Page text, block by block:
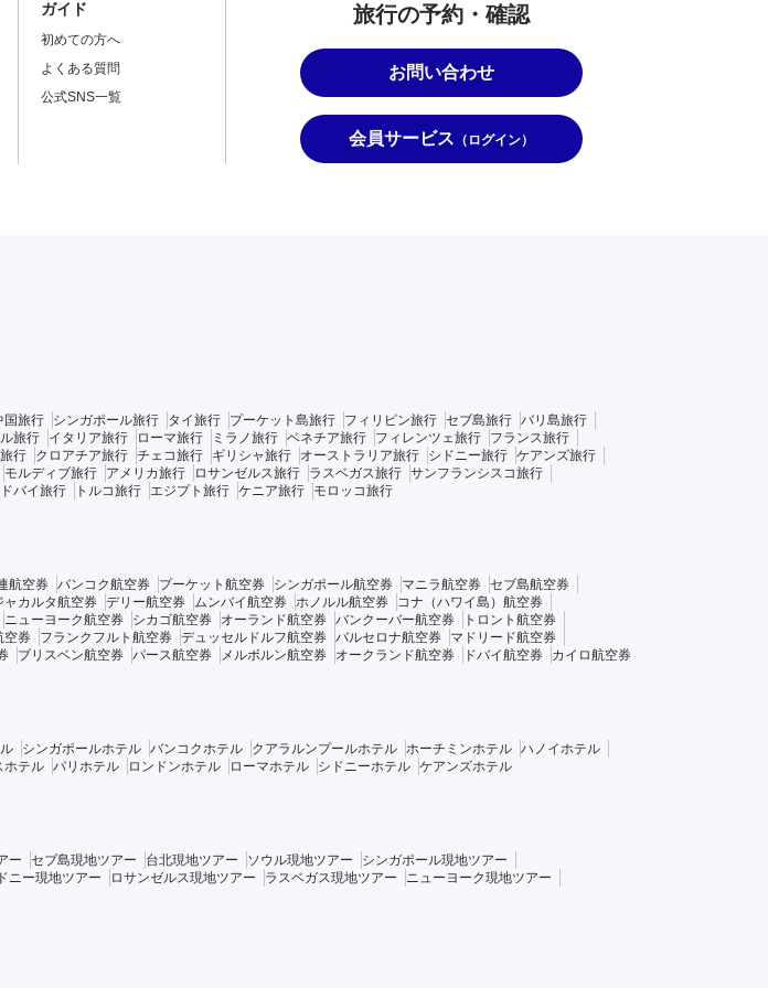
旅行の予約・確認
お問い合わせ
会員サービス （ログイン）
ガイド
初めての方へ
よくある質問
公式SNS一覧
国旅行 シンガポール旅行 タイ旅行 プーケット島旅行 フィリピン旅行 セブ島旅行 バリ島旅行
旅行 イタリア旅行 ローマ旅行 ミラノ旅行 ベネチア旅行 フィレンツェ旅行
フランス旅行
行 クロアチア旅行 チェコ旅行 ギリシャ旅行 オーストラリア旅行 シドニー旅行 ケアンズ旅行
モルディブ旅行 アメリカ旅行 ロサンゼルス旅行 ラスベガス旅行 サンフランシスコ旅行
ドバイ旅行 トルコ旅行 エジプト旅行 ケニア旅行 モロッコ旅行
航空券 バンコク航空券 プーケット航空券 シンガポール航空券 マニラ航空券 セブ島航空券
ャカルタ航空券 デリー航空券 ムンバイ航空券 ホノルル航空券
コナ（ハワイ島）航空券
ニューヨーク航空券 シカゴ航空券 オーランド航空券 バンクーバー航空券
トロント航空券
空券 フランクフルト航空券 デュッセルドルフ航空券 バルセロナ航空券
マドリード航空券
ブリスベン航空券 パース航空券 メルボルン航空券 オークランド航空券 ドバイ航空券 カイロ航空券
シンガポールホテル バンコクホテル クアラルンプールホテル ホーチミンホテル ハノイホテル
ホテル パリホテル ロンドンホテル ローマホテル シドニーホテル ケアンズホテル
ー セブ島現地ツアー 台北現地ツアー ソウル現地ツアー
シンガポール現地ツアー
ニー現地ツアー ロサンゼルス現地ツアー ラスベガス現地ツアー
ニューヨーク現地ツアー